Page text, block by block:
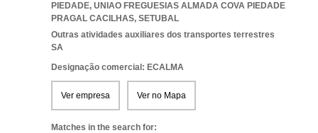
PIEDADE, UNIAO FREGUESIAS ALMADA COVA PIEDADE
PRAGAL CACILHAS, SETUBAL
Outras atividades auxiliares dos transportes terrestres
SA
Designação comercial: ECALMA
Ver empresa Ver no Mapa
Matches in the search for: